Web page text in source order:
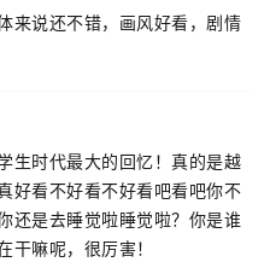
来说还不错，画风好看，剧情
生时代最大的回忆！真的是越
好看不好看不好看吧看吧你不
还是去睡觉啦睡觉啦？你是谁
干嘛呢，很厉害！